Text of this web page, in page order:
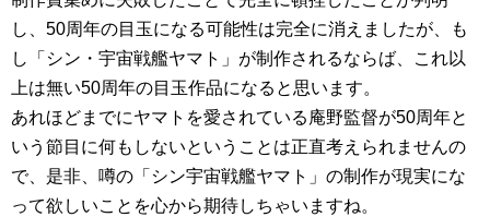
し、50周年の目玉になる可能性は完全に消えましたが、も
し「シン・宇宙戦艦ヤマト」が制作されるならば、これ以
上は無い50周年の目玉作品になると思います。
あれほどまでにヤマトを愛されている庵野監督が50周年と
いう節目に何もしないということは正直考えられませんの
で、是非、噂の「シン宇宙戦艦ヤマト」の制作が現実にな
って欲しいことを心から期待しちゃいますね。